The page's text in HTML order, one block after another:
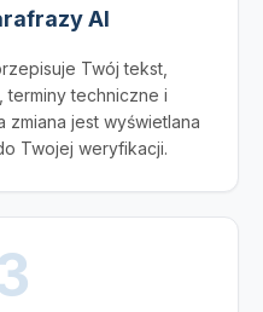
AI
Twój tekst,
terminy techniczne i
zmiana jest wyświetlana
Twojej weryfikacji.